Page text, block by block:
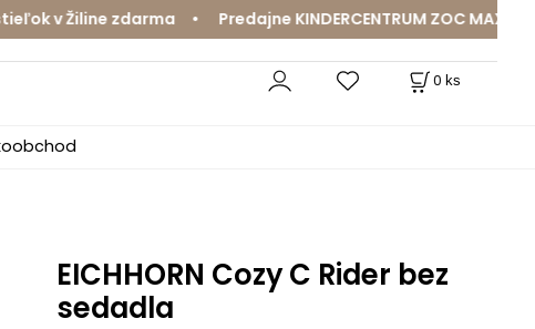
zdarma • Predajne KINDERCENTRUM ZOC MAX a
0 ks
EICHHORN Cozy C Rider bez
sedadla